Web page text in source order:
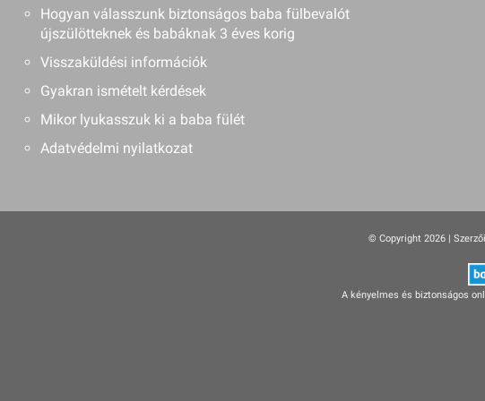
Hogyan válasszunk biztonságos baba fülbevalót
újszülötteknek és babáknak 3 éves korig
Visszaküldési információk
Gyakran ismételt kérdések
Mikor lyukasszuk ki a baba fülét
Adatvédelmi nyilatkozat
© Copyright 2026 |
A kényelmes és biztonságos